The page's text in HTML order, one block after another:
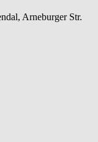
Arneburger Str.